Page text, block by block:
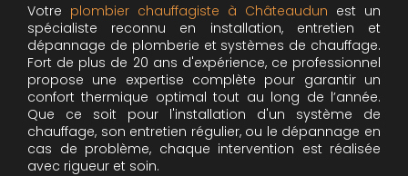
Votre plombier chauffagiste à Châteaudun est un
spécialiste reconnu en installation, entretien et
dépannage de plomberie et systèmes de chauffage.
Fort de plus de 20 ans d'expérience, ce professionnel
propose une expertise complète pour garantir un
confort thermique optimal tout au long de l’année.
Que ce soit pour l'installation d'un système de
chauffage, son entretien régulier, ou le dépannage en
cas de problème, chaque intervention est réalisée
avec rigueur et soin.